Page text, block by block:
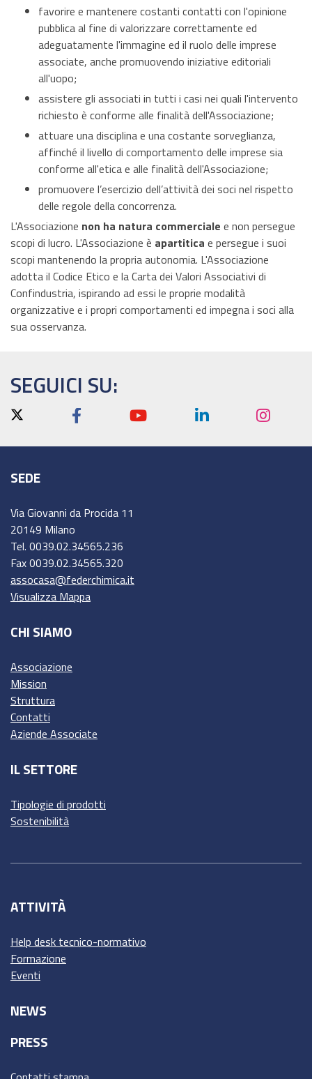
favorire e mantenere costanti contatti con l'opinione
pubblica al fine di valorizzare correttamente ed
adeguatamente l'immagine ed il ruolo delle imprese
associate, anche promuovendo iniziative editoriali
all'uopo;
assistere gli associati in tutti i casi nei quali l'intervento
richiesto è conforme alle finalità dell'Associazione;
attuare una disciplina e una costante sorveglianza,
affinché il livello di comportamento delle imprese sia
conforme all'etica e alle finalità dell'Associazione;
promuovere l’esercizio dell’attività dei soci nel rispetto
delle regole della concorrenza.
L'Associazione non ha natura commerciale e non persegue
scopi di lucro. L'Associazione è apartitica e persegue i suoi
scopi mantenendo la propria autonomia. L'Associazione
adotta il Codice Etico e la Carta dei Valori Associativi di
Confindustria, ispirando ad essi le proprie modalità
organizzative e i propri comportamenti ed impegna i soci alla
sua osservanza.
SEGUICI SU:
SEDE
Via Giovanni da Procida 11
20149 Milano
Tel. 0039.02.34565.236
Fax 0039.02.34565.320
assocasa@federchimica.it
Visualizza Mappa
CHI SIAMO
Associazione
Mission
Struttura
Contatti
Aziende Associate
IL SETTORE
Tipologie di prodotti
Sostenibilità
ATTIVITÀ
Help desk tecnico-normativo
Formazione
Eventi
NEWS
PRESS